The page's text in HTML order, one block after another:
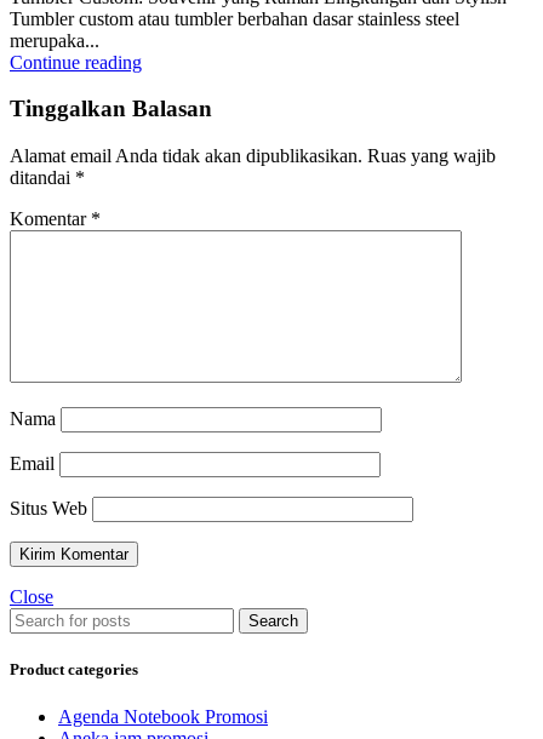
Tumbler custom atau tumbler berbahan dasar stainless steel
merupaka...
Continue reading
Tinggalkan Balasan
Alamat email Anda tidak akan dipublikasikan. Ruas yang wajib
ditandai *
Komentar *
Nama
Email
Situs Web
Close
Search
Product categories
Agenda Notebook Promosi